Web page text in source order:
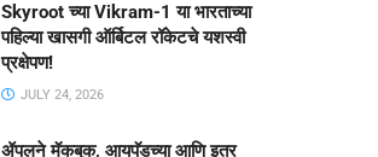
Skyroot च्या Vikram-1 या भारताच्या
पहिल्या खासगी ऑर्बिटल रॉकेटचे यशस्वी
प्रक्षेपण!
JULY 24, 2026
ॲपलने मॅकबुक, आयपॅडच्या आणि इतर